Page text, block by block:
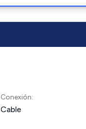
Conexión:
Cable